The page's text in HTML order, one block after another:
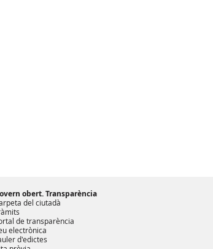
obert. Transparència
del ciutadà
de transparència
electrònica
d'edictes